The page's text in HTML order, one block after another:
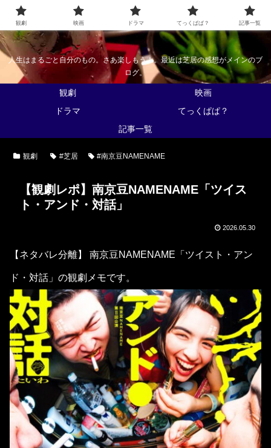
なんかくうかい
人生はまるごと自分のもの。さあ楽しもう！。最近は芝居の感想がメインのブ
ログ。
観劇
映画
ドラマ
てっくぱぱ？
記事一覧
観劇 #芝居 #南京豆NAMENAME
【観劇レポ】南京豆NAMENAME「ツイス
ト・アンド・対話」
2026.05.30
【ネタバレ分離】 南京豆NAMENAME「ツイスト・アン
ド・対話」の観劇メモです。
観劇 映画 ドラマ てっくぱぱ？ 記事一覧